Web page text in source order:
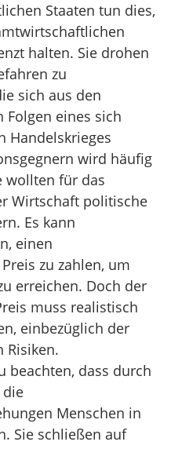
Staaten tun dies,
halten. Sie drohen
zu
sich aus den
Folgen eines sich
Handelskrieges
wird häufig
wollten für das
Wirtschaft politische
Es kann
einen
zu zahlen, um
erreichen. Doch der
muss realistisch
einbezüglich der
Risiken.
beachten, dass durch
die
Menschen in
Sie schließen auf